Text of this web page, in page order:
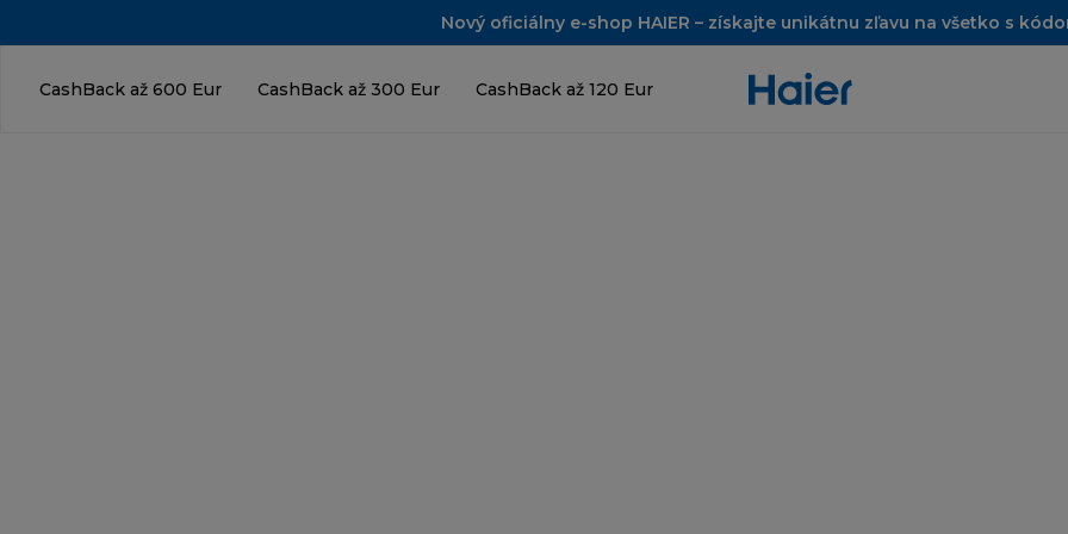
Nový oficiálny e-shop HAIER – získajte unikátnu zľavu na všetko s
CashBack až 600 Eur CashBack až 300 Eur CashBack až 120 Eur